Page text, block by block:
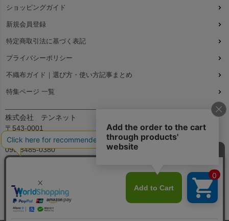
ショッピングガイド
新規会員登録
特定商取引法に基づく表記
プライバシーポリシー
不織布ガイド｜選び方・使い方記事まとめ
特集ページ 一覧
株式会社 テンネット
〒543-0001
大阪府大阪市天王寺区上本町7丁目2-23-5B2
090-8485-0380
平日：9:30～12:00、13:00～17:00